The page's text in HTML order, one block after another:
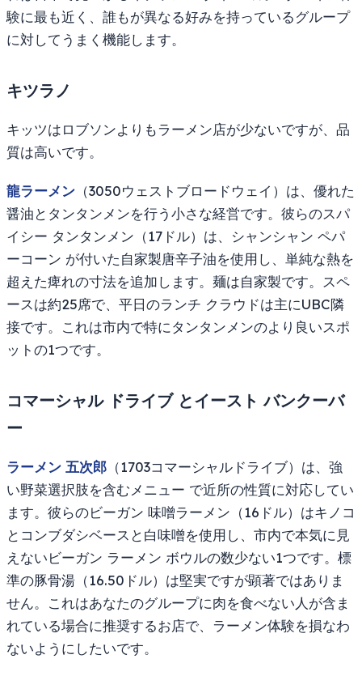
験に最も近く、誰もが異なる好みを持っているグループ
に対してうまく機能します。
キツラノ
キッツはロブソンよりもラーメン店が少ないですが、品
質は高いです。
龍ラーメン （3050ウェストブロードウェイ）は、優れた
醤油とタンタンメンを行う小さな経営です。彼らのスパ
イシー タンタンメン（17ドル）は、シャンシャン ペパ
ーコーン が付いた自家製唐辛子油を使用し、単純な熱を
超えた痺れの寸法を追加します。麺は自家製です。スペ
ースは約25席で、平日のランチ クラウドは主にUBC隣
接です。これは市内で特にタンタンメンのより良いスポ
ットの1つです。
コマーシャル ドライブ とイースト バンクーバ
ー
ラーメン 五次郎 （1703コマーシャルドライブ）は、強
い野菜選択肢を含むメニュー で近所の性質に対応してい
ます。彼らのビーガン 味噌ラーメン（16ドル）はキノコ
とコンブダシベースと白味噌を使用し、市内で本気に見
えないビーガン ラーメン ボウルの数少ない1つです。標
準の豚骨湯（16.50ドル）は堅実ですが顕著ではありま
せん。これはあなたのグループに肉を食べない人が含ま
れている場合に推奨するお店で、ラーメン体験を損なわ
ないようにしたいです。